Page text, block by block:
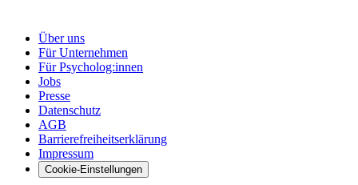
Über uns
Für Unternehmen
Für Psycholog:innen
Jobs
Presse
Datenschutz
AGB
Barrierefreiheitserklärung
Impressum
Cookie-Einstellungen